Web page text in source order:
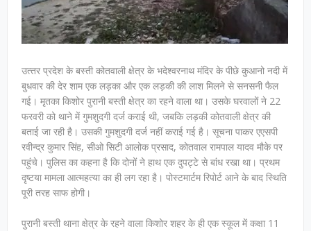
उत्‍तर प्रदेश के बस्ती कोतवाली क्षेत्र के भदेश्वरनाथ मंदिर के पीछे कुआनो नदी में
बुधवार की देर शाम एक लड़का और एक लड़की की लाश मिलने से सनसनी फैल
गई। मृतका किशोर पुरानी बस्ती क्षेत्र का रहने वाला था। उसके घरवालों ने 22
फरवरी को थाने में गुमशुदगी दर्ज कराई थी, जबकि लड़की कोतवाली क्षेत्र की
बताई जा रही है। उसकी गुमशुदगी दर्ज नहीं कराई गई है। सूचना पाकर एएसपी
रवीन्द्र कुमार सिंह, सीओ सिटी आलोक प्रसाद, कोतवाल रामपाल यादव मौके पर
पहुंचे। पुलिस का कहना है कि दोनों ने हाथ एक दुपट्टे से बांध रखा था। प्रथम
दृष्टया मामला आत्महत्या का ही लग रहा है। पोस्टमार्टम रिपोर्ट आने के बाद स्थिति
पूरी तरह साफ होगी।
पुरानी बस्ती थाना क्षेत्र के रहने वाला किशोर शहर के ही एक स्कूल में कक्षा 11